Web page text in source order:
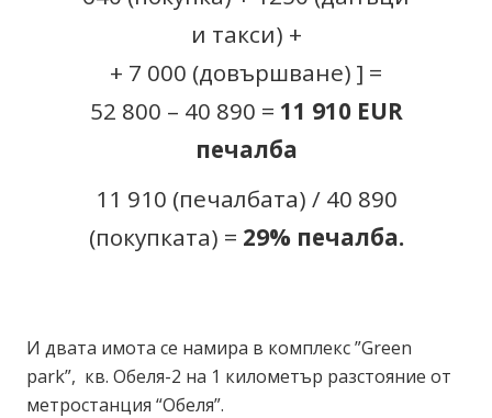
и такси) +
+ 7 000 (довършване) ] =
52 800 – 40 890 = 11 910 EUR
печалба
11 910 (печалбата) / 40 890
(покупката) = 29% печалба.
И двата имота се намира в комплекс ”Green
park”, кв. Обеля-2 на 1 километър разстояние от
метростанция “Обеля”.